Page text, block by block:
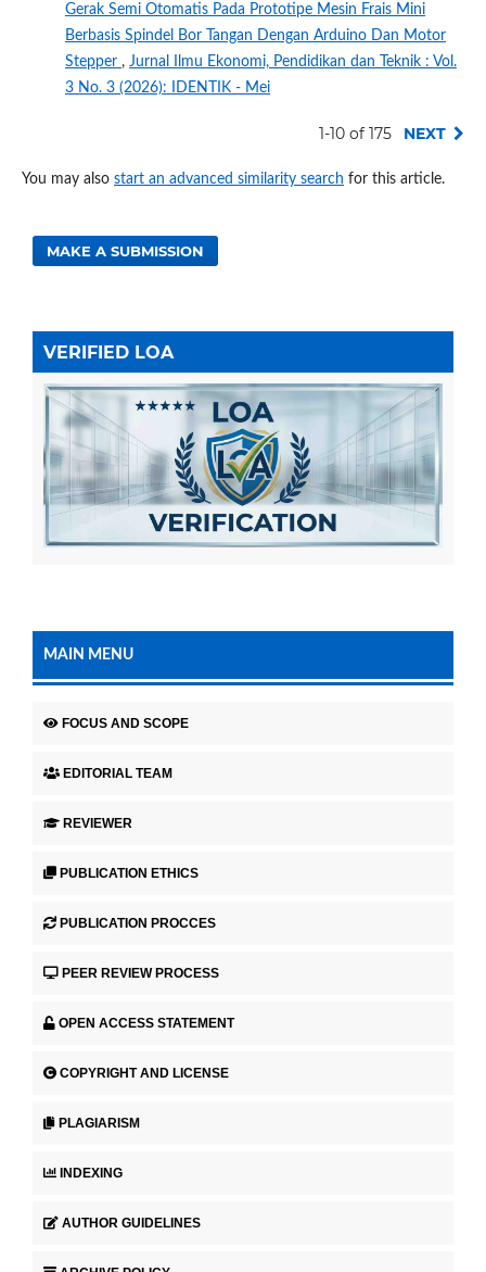
Gerak Semi Otomatis Pada Prototipe Mesin Frais Mini
Berbasis Spindel Bor Tangan Dengan Arduino Dan Motor
Stepper , Jurnal Ilmu Ekonomi, Pendidikan dan Teknik : Vol.
3 No. 3 (2026): IDENTIK - Mei
1-10 of 175 NEXT
You may also start an advanced similarity search for this article.
MAKE A SUBMISSION
VERIFIED LOA
MAIN MENU
FOCUS AND SCOPE
EDITORIAL TEAM
REVIEWER
PUBLICATION ETHICS
PUBLICATION PROCCES
PEER REVIEW PROCESS
OPEN ACCESS STATEMENT
COPYRIGHT AND LICENSE
PLAGIARISM
INDEXING
AUTHOR GUIDELINES